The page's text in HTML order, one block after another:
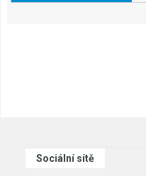
Sociální sítě